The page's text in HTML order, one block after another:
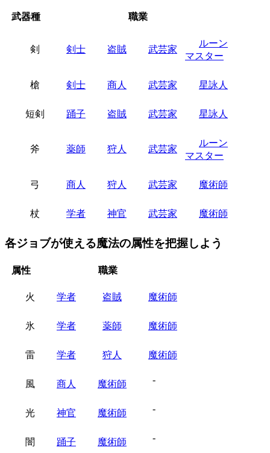
武器種 職業
剣 剣士 盗賊 武芸家
ルーン
マスター
槍 剣士 商人 武芸家 星詠人
短剣 踊子 盗賊 武芸家 星詠人
斧 薬師 狩人 武芸家
ルーン
マスター
弓 商人 狩人 武芸家 魔術師
杖 学者 神官 武芸家 魔術師
各ジョブが使える魔法の属性を把握しよう
属性 職業
火 学者 盗賊 魔術師
氷 学者 薬師 魔術師
雷 学者 狩人 魔術師
風 商人 魔術師 -
光 神官 魔術師 -
闇 踊子 魔術師 -